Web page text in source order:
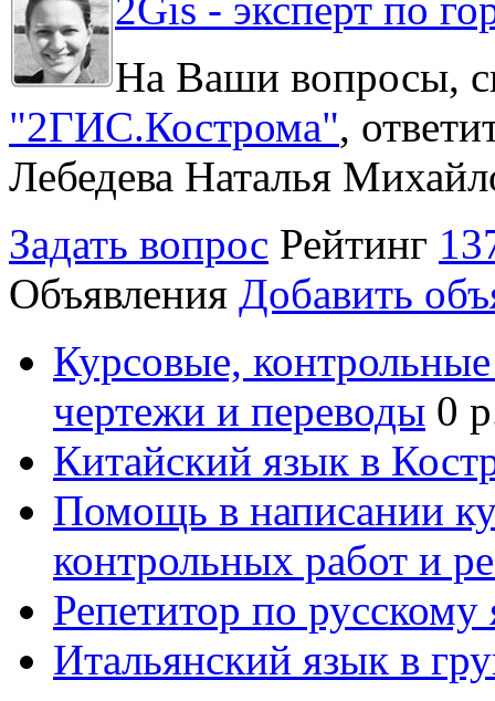
На Ваши вопросы,
"2ГИС.Кострома",
Лебедева Наталья
Задать вопрос Рейтинг
Объявления Добавить
Курсовые,
чертежи и переводы 0
Китайский язык в
Помощь в написании
контрольных работ и
Репетитор по русскому
Итальянский язык в